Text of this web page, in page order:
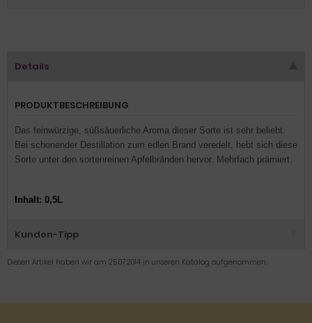
Details
PRODUKTBESCHREIBUNG
Das feinwürzige, süßsäuerliche Aroma dieser Sorte ist sehr beliebt.
Bei schonender Destillation zum edlen Brand veredelt, hebt sich diese
Sorte unter den sortenreinen Apfelbränden hervor. Mehrfach prämiert.
Inhalt: 0,5L
Kunden-Tipp
Diesen Artikel haben wir am 25.07.2014 in unseren Katalog aufgenommen.